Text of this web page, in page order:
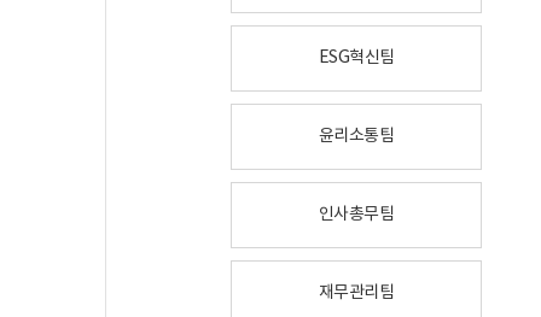
ESG혁신팀
윤리소통팀
인사총무팀
재무관리팀